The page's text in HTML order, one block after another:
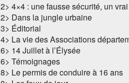
2> 4×4 : une fausse sécurité, un
2> Dans la jungle urbaine
3> Éditorial
4> La vie des Associations
6> 14 Juillet à l’Élysée
6> Témoignages
8> Le permis de conduire à 16 ans